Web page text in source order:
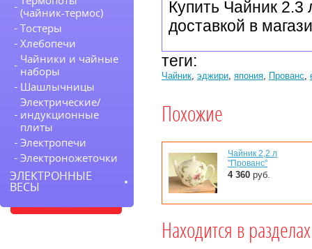
Купить Чайник 2.3
доставкой в
теги:
Чайник, эджири, япония, Прованс,
Похожие
Чайник 2,2 л
"Прованс"
4 360 руб.
Находится в разделах
(чайник-термос)
Тостеры
Хлебопечи
Чайники и чайные
наборы
Шашлычницы
Электрические/
индукционные
плиты
Электропечи
Электроножеточки
ЭЛЕКТРОННЫЕ
ВЕСЫ